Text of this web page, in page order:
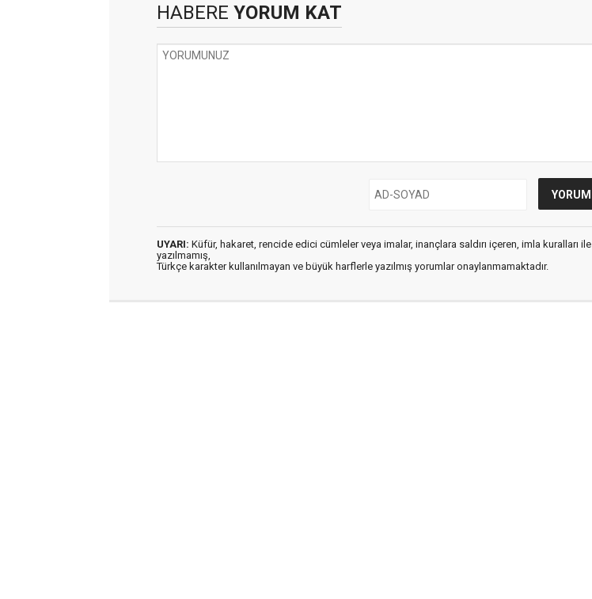
HABERE YORUM KAT
UYARI: Küfür, hakaret, rencide edici cümleler veya imalar, inançlara saldırı içeren, imla kuralları ile
yazılmamış,
Türkçe karakter kullanılmayan ve büyük harflerle yazılmış yorumlar onaylanmamaktadır.